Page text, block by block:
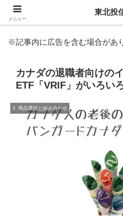
※記事内に広告を含む場合があ
カナダの退職者向けの
ETF「VRIF」がいろい
3. 商品選択と組み合わせ
メニュー
東北投